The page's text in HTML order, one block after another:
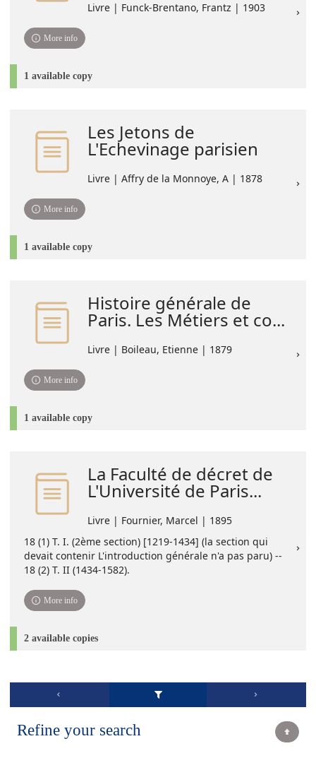
Livre | Funck-Brentano, Frantz | 1903
More info
1 available copy
Les Jetons de
L'Echevinage parisien
Livre | Affry de la Monnoye, A | 1878
More info
1 available copy
Histoire générale de
Paris. Les Métiers et co...
Livre | Boileau, Etienne | 1879
More info
1 available copy
La Faculté de décret de
L'Université de Paris...
Livre | Fournier, Marcel | 1895
18 (1) T. I. (2ème section) [1219-1434] (la section qui
devait contenir L'introduction générale n'a pas paru) --
18 (2) T. II (1434-1582).
More info
2 available copies
Refine your search